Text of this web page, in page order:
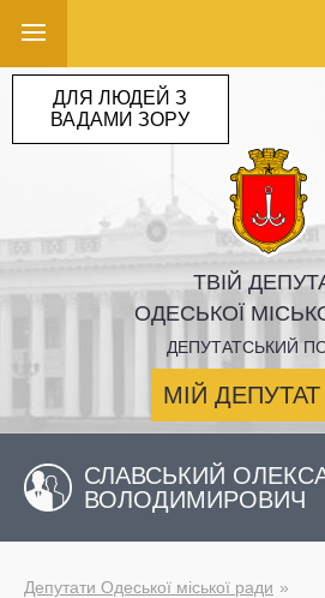
ТВІЙ
ОДЕСЬКОЇ
ДЕПУТАТСЬКИЙ
МІЙ ДЕПУТАТ
ДЛЯ ЛЮДЕЙ З
ВАДАМИ ЗОРУ
СЛАВСЬКИЙ
ВОЛОДИМИРОВИЧ
Депутати Одеської міської ради